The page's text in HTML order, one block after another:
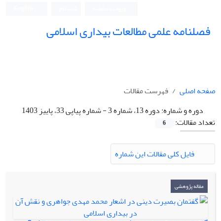
فصلنامه علمی مطالعات بیداری اسلامی
صفحه اصلی
فهرست مقالات
دوره و شماره:دوره 13، شماره 3 - شماره پیاپی 33، پاییز 1403
تعداد مقالات:
6
فایل کلی مقالات این شماره
مقاله پژوهشی